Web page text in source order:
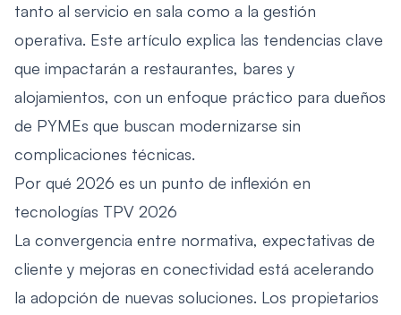
tanto al servicio en sala como a la gestión
operativa. Este artículo explica las tendencias clave
que impactarán a restaurantes, bares y
alojamientos, con un enfoque práctico para dueños
de PYMEs que buscan modernizarse sin
complicaciones técnicas.
Por qué 2026 es un punto de inflexión en
tecnologías TPV 2026
La convergencia entre normativa, expectativas de
cliente y mejoras en conectividad está acelerando
la adopción de nuevas soluciones. Los propietarios